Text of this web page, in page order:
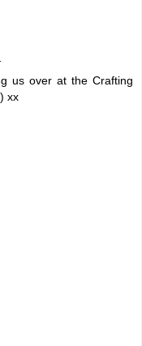
us over at the Crafting
xx